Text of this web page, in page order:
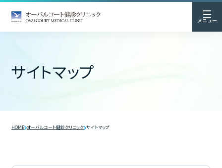
メニュー
サイトマップ
HOME オーバルコート健診クリニック サイトマップ